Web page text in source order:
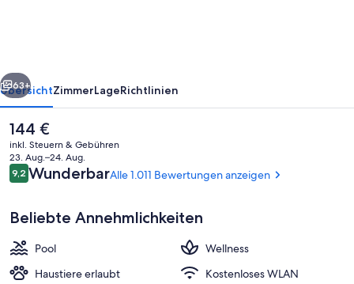
Sauna
Weiter
63+
ÜbersichtZimmerLageRichtlinien
Der
aktuelle
Preis
beträgt
144 €.
144 €
inkl. Steuern & Gebühren
23. Aug.–24. Aug.
Bewertungen
9,29,2 von 10.
WunderbarAlle 1.011 Bewertungen anzeigen
Beliebte Annehmlichkeiten
Pool
Wellness
Haustiere erlaubt
Kostenloses WLAN